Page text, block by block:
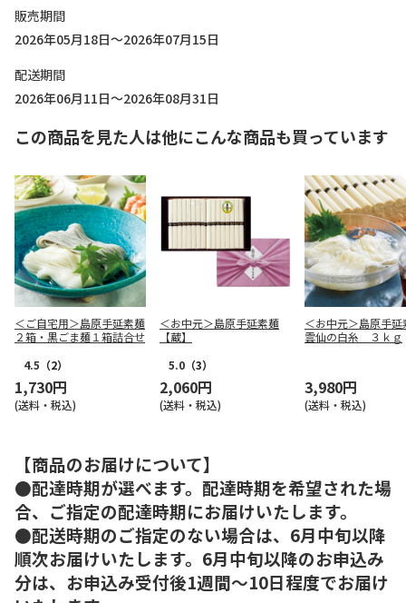
販売期間
2026年05月18日～2026年07月15日
配送期間
2026年06月11日～2026年08月31日
この商品を見た人は他にこんな商品も買っています
＜ご自宅用＞島原手延素麺
２箱・黒ごま麺１箱詰合せ
4.5 （2）
1,730円
(送料・税込)
＜お中元＞島原手延素麺
【蔵】
5.0 （3）
2,060円
(送料・税込)
＜お中元＞島原手
雲仙の白糸 ３ｋｇ
3,980円
(送料・税込)
【商品のお届けについて】
●配達時期が選べます。配達時期を希望された場
合、ご指定の配達時期にお届けいたします。
●配送時期のご指定のない場合は、6月中旬以降
順次お届けいたします。6月中旬以降のお申込み
分は、お申込み受付後1週間～10日程度でお届け